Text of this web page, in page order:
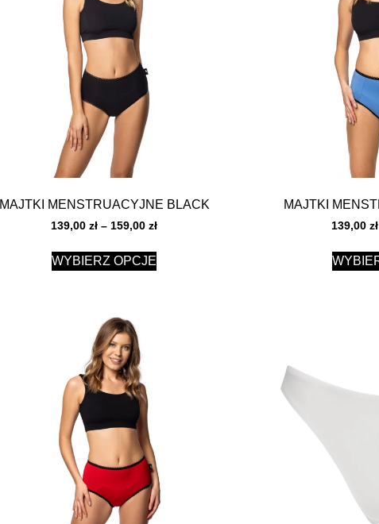
MAJTKI MENSTRUACYJNE BLACK
139,00zł – 159,00zł
WYBIERZ OPCJE
MAJTKI
139,00zł